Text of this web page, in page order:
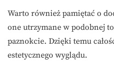
Warto również pamiętać o
one utrzymane w podobnej
paznokcie. Dzięki temu
estetycznego wyglądu.